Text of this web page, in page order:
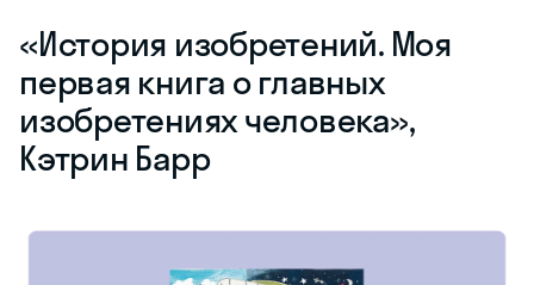
«‎История изобретений. Моя
первая книга о главных
изобретениях человека»,
Кэтрин Барр